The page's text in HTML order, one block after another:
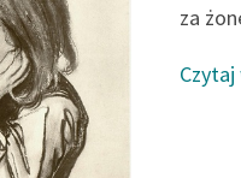
za
Czytaj